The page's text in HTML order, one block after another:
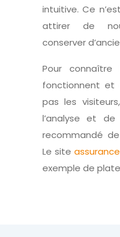
intuitive. Ce
attirer de
conserver
Pour
fonctionnent et
pas les
l’analyse et
recommandé
Le site
exemple de